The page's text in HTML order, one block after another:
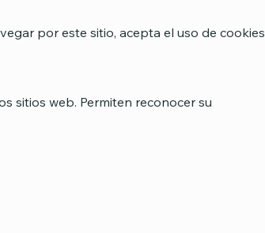
por este sitio, acepta el uso de cookies
sitios web. Permiten reconocer su